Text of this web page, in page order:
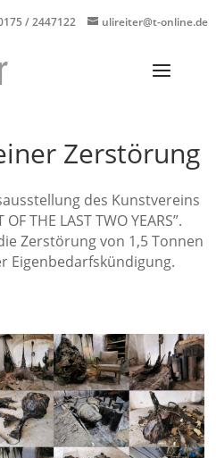
/ 2447122 ulireiter@t-online.de
Zerstörung
des Kunstvereins
THE LAST TWO YEARS”.
Zerstörung von 1,5 Tonnen
Eigenbedarfskündigung.